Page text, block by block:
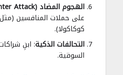
الهجوم المضاد (Counter Attack)
على حملات المنافسين
كوكاكولا).
التحالفات الذكية: ابنِ
السوقية.